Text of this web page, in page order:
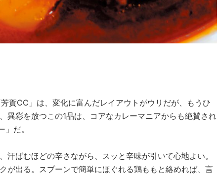
賀CC」は、変化に富んだレイアウトがウリだが、もうひ
異彩を放つこの1品は、コアなカレーマニアからも絶賛され
だ。
ばむほどの辛さながら、スッと辛味が引いて心地よい。
が出る。スプーンで簡単にほぐれる鶏ももと絡めれば、言